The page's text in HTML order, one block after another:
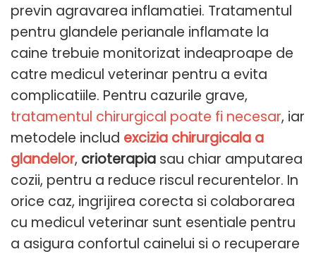
previn agravarea inflamatiei. Tratamentul
pentru glandele perianale inflamate la
caine trebuie monitorizat indeaproape de
catre medicul veterinar pentru a evita
complicatiile. Pentru cazurile grave,
tratamentul chirurgical poate fi necesar, iar
metodele includ excizia chirurgicala a
glandelor, crioterapia sau chiar amputarea
cozii, pentru a reduce riscul recurentelor. In
orice caz, ingrijirea corecta si colaborarea
cu medicul veterinar sunt esentiale pentru
a asigura confortul cainelui si o recuperare